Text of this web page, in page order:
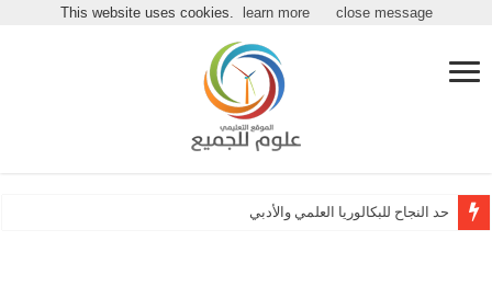
مرحباً بكـ بموقع علوم للجميع
حد النجاح للبكالوريا العلمي والأدبي
This website uses cookies. learn more close message